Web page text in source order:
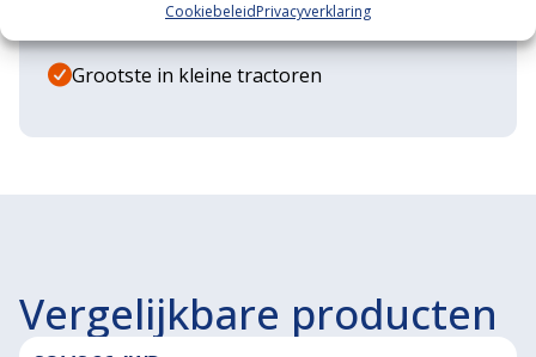
CookiebeleidPrivacyverklaring
Grote voorraad minitrekkers
Grootste in kleine tractoren
Vergelijkbare producten